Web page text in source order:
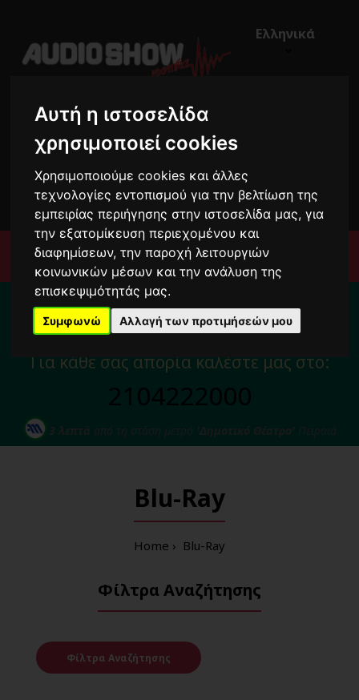
Αυτή η ιστοσελίδα
χρησιμοποιεί cookies
Χρησιμοποιούμε cookies και άλλες
τεχνολογίες εντοπισμού για την βελτίωση της
εμπειρίας περιήγησης στην ιστοσελίδα μας, για
την εξατομίκευση περιεχομένου και
διαφημίσεων, την παροχή λειτουργιών
κοινωνικών μέσων και την ανάλυση της
επισκεψιμότητάς μας.
Συμφωνώ Αλλαγή των προτιμήσεών μου
Ελληνικά
€0,00
Μενού
Για το διάστημα από 10/8 ως 24/8 οι
παραγγελίες σας ενδέχεται να
καθυστερήσουν !
Για κάθε σας απορία καλέστε μας στο:
3 λεπτά από τη στάση μετρό 'Δημοτικό Θέατρο' Πειραιά
Blu-Ray
Home Blu-Ray
Φίλτρα Αναζήτησης
Φίλτρα Αναζήτησης